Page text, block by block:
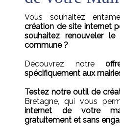
Vous souhaitez
création de site internet
souhaitez renouveler
commune ?
Découvrez notre
spécifiquement aux
Testez notre outil de
Bretagne, qui vous
internet de votre
gratuitement et sans